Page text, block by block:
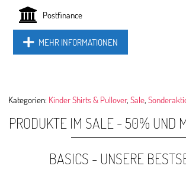
Postfinance
MEHR INFORMATIONEN
Kategorien: Kinder Shirts & Pullover,Sale,
PRODUKTE IM SALE - 50% UND
BASICS - UNSERE